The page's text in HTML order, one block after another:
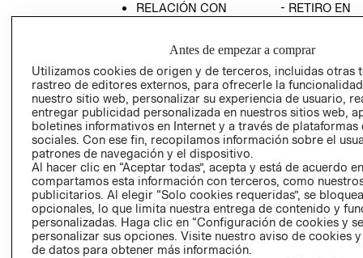
RELACIÓN CON
POLÍTICA
- RETIRO EN
TÉRMINOS Y
AVISO DE
PRIVACIDAD
GIFT CARD
AVISO DE
COOKIES
Antes de empezar a comprar
Utilizamos cookies de origen y de terceros, incluidas otras
rastreo de editores externos, para ofrecerle la
nuestro sitio web, personalizar su experiencia de usuario,
entregar publicidad personalizada en nuestros sitios web,
boletines informativos en Internet y a través de plataformas
sociales. Con ese fin, recopilamos información sobre el
patrones de navegación y el dispositivo.
Al hacer clic en “Aceptar todas”, acepta y está de acuerdo
compartamos esta información con terceros, como
publicitarios. Al elegir “Solo cookies requeridas”, se
opcionales, lo que limita nuestra entrega de contenido y
personalizadas. Haga clic en “Configuración de cookies y
personalizar sus opciones. Visite nuestro aviso de cookies
de datos para obtener más información.